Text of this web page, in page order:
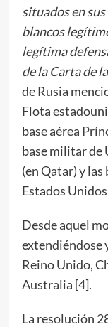
situados en
blancos
legítima
de la Carta de
de Rusia
Flota
base aérea
base militar de
(en Qatar) y
Estados
Desde aquel
extendiéndose
Reino Unido,
Australia [4].
La resolución